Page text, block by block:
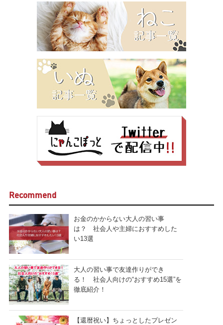
Recommend
お金のかからない大人の習い事
は？ 社会人や主婦におすすめした
い13選
大人の習い事で友達作りができ
る！ 社会人向けの“おすすめ15選”を
徹底紹介！
【還暦祝い】ちょっとしたプレゼン